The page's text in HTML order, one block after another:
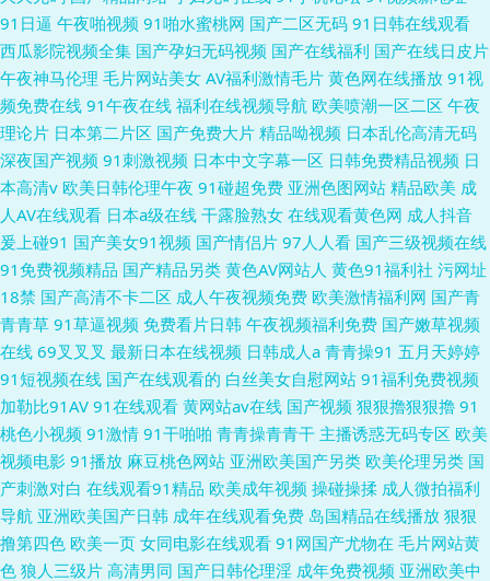
91日逼 午夜啪视频 91啪水蜜桃网 国产二区无码 91日韩在线观看
西瓜影院视频全集 国产孕妇无码视频 国产在线福利 国产在线日皮片
午夜神马伦理 毛片网站美女 AV福利激情毛片 黄色网在线播放 91视
频免费在线 91午夜在线 福利在线视频导航 欧美喷潮一区二区 午夜
理论片 日本第二片区 国产免费大片 精品呦视频 日本乱伦高清无码
深夜国产视频 91刺激视频 日本中文字幕一区 日韩免费精品视频 日
本高清v 欧美日韩伦理午夜 91碰超免费 亚洲色图网站 精品欧美 成
人AV在线观看 日本a级在线 干露脸熟女 在线观看黄色网 成人抖音
爰上碰91 国产美女91视频 国产情侣片 97人人看 国产三级视频在线
91免费视频精品 国产精品另类 黄色AV网站人 黄色91福利社 污网址
18禁 国产高清不卡二区 成人午夜视频免费 欧美激情福利网 国产青
青青草 91草逼视频 免费看片日韩 午夜视频福利免费 国产嫩草视频
在线 69叉叉叉 最新日本在线视频 日韩成人a 青青操91 五月天婷婷
91短视频在线 国产在线观看的 白丝美女自慰网站 91福利免费视频
加勒比91AV 91在线观看 黄网站av在线 国产视频 狠狠擼狠狠擼 91
桃色小视频 91激情 91干啪啪 青青操青青干 主播诱惑无码专区 欧美
视频电影 91播放 麻豆桃色网站 亚洲欧美国产另类 欧美伦理另类 国
产刺激对白 在线观看91精品 欧美成年视频 操碰操揉 成人微拍福利
导航 亚洲欧美国产日韩 成年在线观看免费 岛国精品在线播放 狠狠
撸第四色 欧美一页 女同电影在线观看 91网国产尤物在 毛片网站黄
色 狼人三级片 高清男同 国产日韩伦理淫 成年免费视频 亚洲欧美中